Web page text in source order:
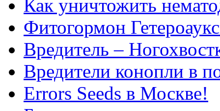
Как уничтожить
Фитогормон
Вредитель –
Вредители конопли в
Errors Seeds в Москве!